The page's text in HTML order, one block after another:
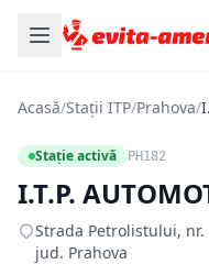
Acasă/Stații ITP/Prahova/
Stație activă PH182
I.T.P.
Strada Petrolistului,
jud. Prahova